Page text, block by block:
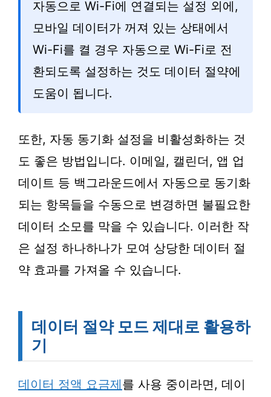
자동으로 Wi-Fi에 연결되는 설정 외에,
모바일 데이터가 꺼져 있는 상태에서
Wi-Fi를 켤 경우 자동으로 Wi-Fi로 전
환되도록 설정하는 것도 데이터 절약에
도움이 됩니다.
또한, 자동 동기화 설정을 비활성화하는 것
도 좋은 방법입니다. 이메일, 캘린더, 앱 업
데이트 등 백그라운드에서 자동으로 동기화
되는 항목들을 수동으로 변경하면 불필요한
데이터 소모를 막을 수 있습니다. 이러한 작
은 설정 하나하나가 모여 상당한 데이터 절
약 효과를 가져올 수 있습니다.
데이터 절약 모드 제대로 활용하
기
데이터 정액 요금제를 사용 중이라면, 데이